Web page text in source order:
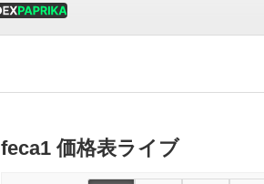
feca1 価格表ライブ